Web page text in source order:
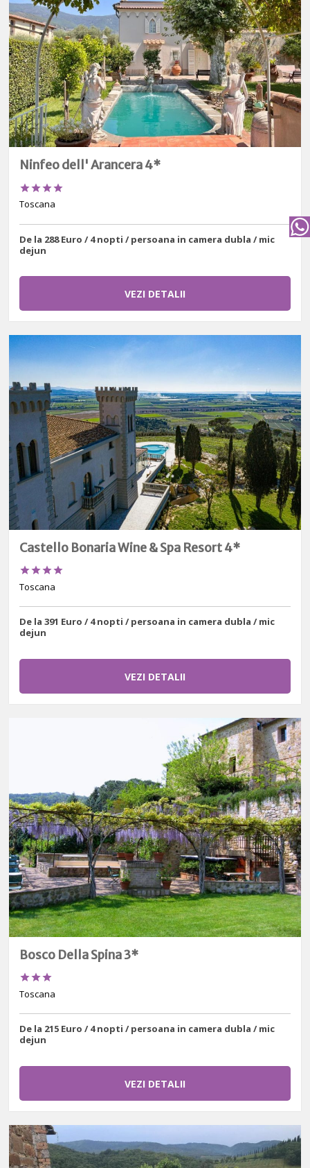
Ninfeo dell' Arancera 4*

Toscana
De la 288 Euro / 4 nopti / persoana in camera dubla / mic
dejun
VEZI DETALII
Castello Bonaria Wine & Spa Resort 4*

Toscana
De la 391 Euro / 4 nopti / persoana in camera dubla / mic
dejun
VEZI DETALII
Bosco Della Spina 3*

Toscana
De la 215 Euro / 4 nopti / persoana in camera dubla / mic
dejun
VEZI DETALII